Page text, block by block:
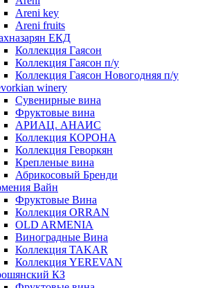
Areni key
Areni fruits
ЕКД
Коллекция Гаясон
Коллекция Гаясон п/у
Коллекция Гаясон Новогодняя п/у
winery
Сувенирные вина
Фруктовые вина
АРИАЦ. АНАИС
Коллекция КОРОНА
Коллекция Геворкян
Крепленые вина
Абрикосовый Бренди
Вайн
Фруктовые Вина
Коллекция ORRAN
OLD ARMENIA
Виноградные Вина
Коллекция TAKAR
Коллекция YEREVAN
КЗ